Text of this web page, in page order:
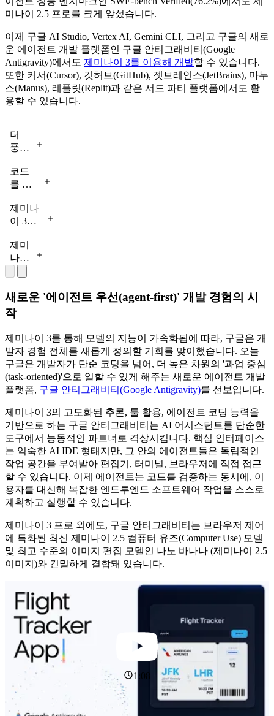
미나이 2.5 프로를 크게 앞섰습니다.
이제 구글 AI Studio, Vertex AI, Gemini CLI, 그리고 구글의 새로
운 에이전트 개발 플랫폼인 구글 안티그래비티(Google
Antigravity)에서도 제미나이 3를 이용해 개발할 수 있습니다.
또한 커서(Cursor), 깃허브(GitHub), 젯브레인스(JetBrains), 마누
스(Manus), 레플릿(Replit)과 같은 서드 파티 플랫폼에서도 활
용할 수 있습니다.
더
풍부
시각
효과
향상
된
작용
을
갖춘
로
3D
선
게임
을
코딩
해
기를
바랍
니
다.
구글
AI
스튜
디오
바로
체험
해
보세
코드
를 활
정교
한 3D
(voxel)
아트
분해
하고,
스하
며여
러분
의 상
상을
로 만
들어
보세
요.구
글 AI
스튜
디오
에서
해 볼
수 있
습니
다.
제미나
이 3를
셰이더
(shader)
레이가
가능한
SF 세
계를
만들어
보시기
를 바
랍니
글 AI
스튜디
오에서
바로
체험해
보세
요.
제미
나이
하면
더
풍부
하고
인터
랙티
브한
웹
및
앱을
바이
브
코드
로
만들
수
니
다.
새로운 '에이전트 우선(agent-first)' 개발 경험의 시
작
제미나이 3를 통해 모델의 지능이 가속화됨에 따라, 구글은 개
발자 경험 전체를 새롭게 정의할 기회를 맞이했습니다. 오늘
구글은 개발자가 단순 코딩을 넘어, 더 높은 차원의 '과업 중심
(task-oriented)'으로 일할 수 있게 해주는 새로운 에이전트 개발
플랫폼, 구글 안티그래비티(Google Antigravity)를 선보입니다.
제미나이 3의 고도화된 추론, 툴 활용, 에이전트 코딩 능력을
기반으로 하는 구글 안티그래비티는 AI 어시스턴트를 단순한
도구에서 능동적인 파트너로 격상시킵니다. 핵심 인터페이스
는 익숙한 AI IDE 형태지만, 그 안의 에이전트들은 독립적인
작업 공간을 부여받아 편집기, 터미널, 브라우저에 직접 접근
할 수 있습니다. 이제 에이전트는 코드를 검증하는 동시에, 이
용자를 대신해 복잡한 엔드투엔드 소프트웨어 작업을 스스로
계획하고 실행할 수 있습니다.
제미나이 3 프로 외에도, 구글 안티그래비티는 브라우저 제어
에 특화된 최신 제미나이 2.5 컴퓨터 유즈(Computer Use) 모델
및 최고 수준의 이미지 편집 모델인 나노 바나나 (제미나이 2.5
이미지)와 긴밀하게 결합돼 있습니다.
1:08